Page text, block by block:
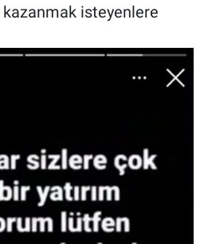
kazanmak isteyenlere